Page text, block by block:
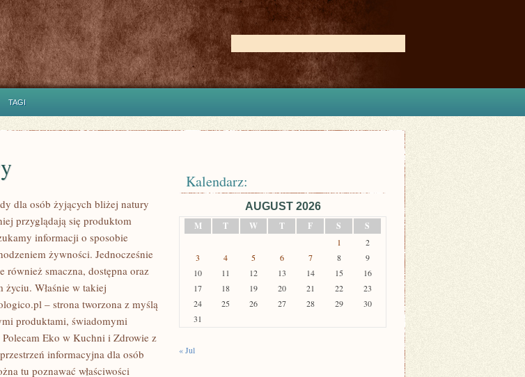
TAGI
dla osób żyjących bliżej natury
przyglądają się produktom
informacji o sposobie
żywności. Jednocześnie
również smaczna, dostępna oraz
życiu. Właśnie w takiej
– strona tworzona z myślą
produktami, świadomymi
Eko w Kuchni i Zdrowie z
informacyjna dla osób
tu poznawać właściwości
Kalendarz:
AUGUST 2026
M
T W T F S S
1
2
3
4 5 6 7 8
9
10
11 12 13 14 15
16
17
18 19 20 21 22
23
24
25 26 27 28 29
30
31
« Jul